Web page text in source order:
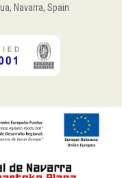
Navarra, Spain